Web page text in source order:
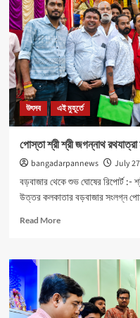
উৎসব এই মুহূর্তে
পোস্তা শ্রী শ্রী জগন্নাথ
bangadarpannews July
বড়বাজার থেকে শুভ ঘোষের রিপোর্ট :-
উত্তর কলকাতার বড়বাজার সংলগ্ন
Read MoreRead
পোস্তা
শ্রী
শ্রী
জগন্নাথ
রথযাত্রা